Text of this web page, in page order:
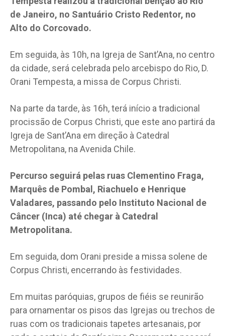
de Janeiro, no Santuário Cristo Redentor, no
Alto do Corcovado.
Em seguida, às 10h, na Igreja de Sant’Ana, no centro
da cidade, será celebrada pelo arcebispo do Rio, D.
Orani Tempesta, a missa de Corpus Christi.
Na parte da tarde, às 16h, terá início a tradicional
procissão de Corpus Christi, que este ano partirá da
Igreja de Sant’Ana em direção à Catedral
Metropolitana, na Avenida Chile.
Percurso seguirá pelas ruas Clementino Fraga,
Marquês de Pombal, Riachuelo e Henrique
Valadares, passando pelo Instituto Nacional de
Câncer (Inca) até chegar à Catedral
Metropolitana.
Em seguida, dom Orani preside a missa solene de
Corpus Christi, encerrando às festividades.
Em muitas paróquias, grupos de fiéis se reunirão
para ornamentar os pisos das Igrejas ou trechos de
ruas com os tradicionais tapetes artesanais, por